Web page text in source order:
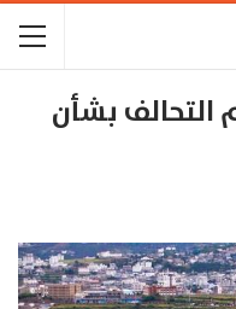
التحالف بشأن